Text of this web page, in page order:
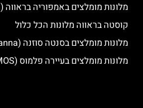
מלונות מומלצים באמפוריה בראווה (Empuriabrava)
קוסטה בראווה מלונות הכל כלול
מלונות מומלצים בסנטה סוזנה (Santa Susanna)
מלונות מומלצים בעיירה פלמוס (PALAMOS)